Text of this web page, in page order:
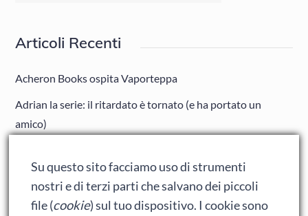
Articoli Recenti
Acheron Books ospita Vaporteppa
Adrian la serie: il ritardato è tornato (e ha portato un
amico)
Ralph spacca Internet: analisi del film
Bumblebee: un buon film dei Transformers
Su questo sito facciamo uso di strumenti
nostri e di terzi parti che salvano dei piccoli
file (cookie) sul tuo dispositivo. I cookie sono